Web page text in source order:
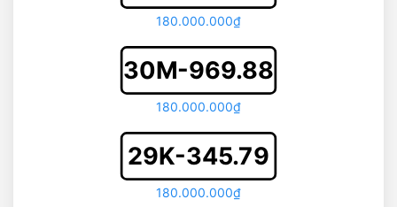
180.000.000₫
30M-969.88
180.000.000₫
29K-345.79
180.000.000₫